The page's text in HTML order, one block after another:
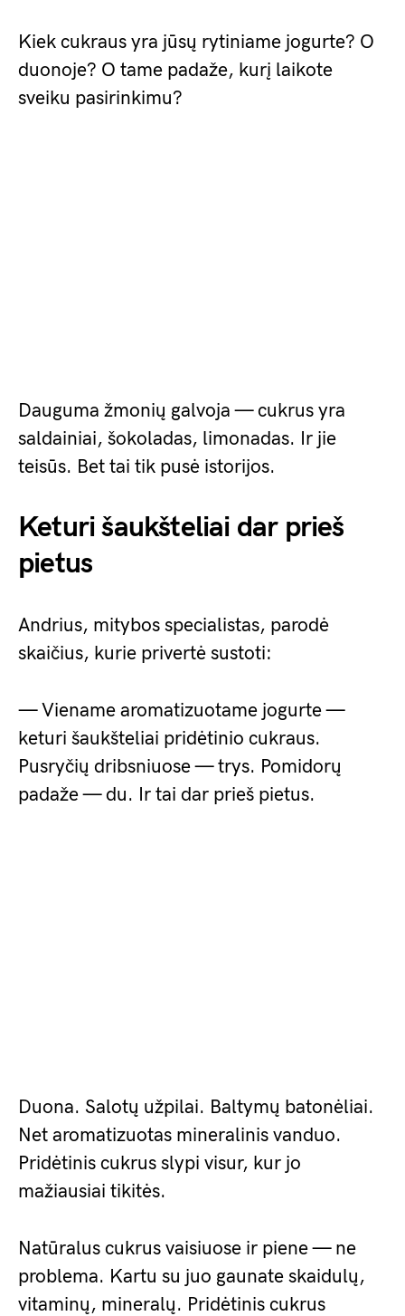
Kiek cukraus yra jūsų rytiniame jogurte? O
duonoje? O tame padaže, kurį laikote
sveiku pasirinkimu?
Dauguma žmonių galvoja — cukrus yra
saldainiai, šokoladas, limonadas. Ir jie
teisūs. Bet tai tik pusė istorijos.
Keturi šaukšteliai dar prieš
pietus
Andrius, mitybos specialistas, parodė
skaičius, kurie privertė sustoti:
— Viename aromatizuotame jogurte —
keturi šaukšteliai pridėtinio cukraus.
Pusryčių dribsniuose — trys. Pomidorų
padaže — du. Ir tai dar prieš pietus.
Duona. Salotų užpilai. Baltymų batonėliai.
Net aromatizuotas mineralinis vanduo.
Pridėtinis cukrus slypi visur, kur jo
mažiausiai tikitės.
Natūralus cukrus vaisiuose ir piene — ne
problema. Kartu su juo gaunate skaidulų,
vitaminų, mineralų. Pridėtinis cukrus